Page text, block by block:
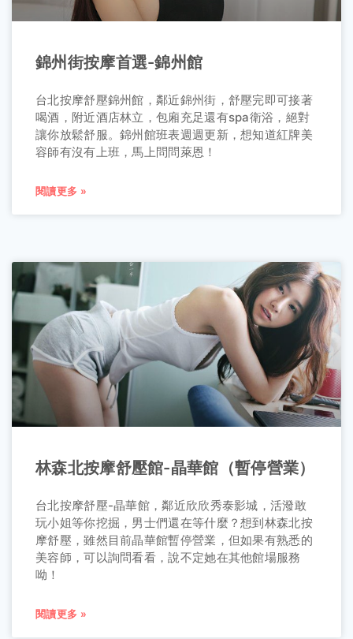
錦州街按摩首選-錦州館
台北按摩舒壓錦州館，鄰近錦州街，舒壓完即可接著
喝酒，附近酒店林立，包廂充足還有spa衛浴，絕對
讓你放鬆舒服。錦州館班表週週更新，想知道紅牌美
容師有沒有上班，馬上問問萊恩！
閱讀更多 »
林森北按摩舒壓館-晶華館（暫停營業）
台北按摩舒壓-晶華館，鄰近欣欣秀泰影城，活潑敢
玩小姐等你挖掘，男士們還在等什麼？想到林森北按
摩舒壓，雖然目前晶華館暫停營業，但如果有熟悉的
美容師，可以詢問看看，說不定她在其他館場服務
呦！
閱讀更多 »